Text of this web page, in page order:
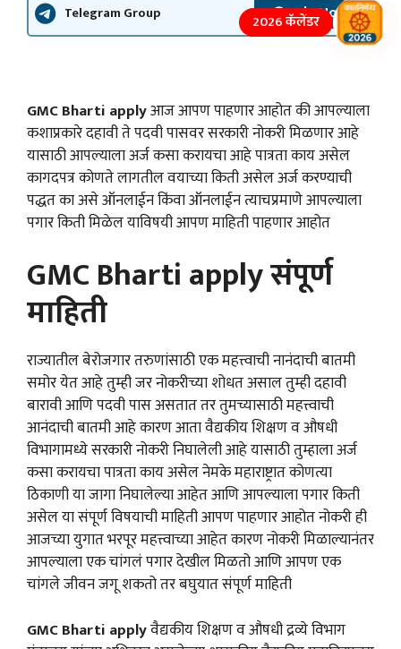
Telegram Group Join Now
GMC Bharti applyआज आपण पाहणार आहोत की आपल्याला
कशाप्रकारे दहावी ते पदवी पासवर सरकारी नोकरी मिळणार आहे
यासाठी आपल्याला अर्ज कसा करायचा आहे पात्रता काय असेल
कागदपत्र कोणते लागतील वयाच्या किती असेल अर्ज करण्याची
पद्धत का असे ऑनलाईन किंवा ऑनलाईन त्याचप्रमाणे आपल्याला
पगार किती मिळेल याविषयी आपण माहिती पाहणार आहोत
GMC Bharti apply संपूर्ण
माहिती
राज्यातील बेरोजगार तरुणांसाठी एक महत्त्वाची नानंदाची बातमी
समोर येत आहे तुम्ही जर नोकरीच्या शोधत असाल तुम्ही दहावी
बारावी आणि पदवी पास असतात तर तुमच्यासाठी महत्त्वाची
आनंदाची बातमी आहे कारण आता वैद्यकीय शिक्षण व औषधी
विभागामध्ये सरकारी नोकरी निघालेली आहे यासाठी तुम्हाला अर्ज
कसा करायचा पात्रता काय असेल नेमके महाराष्ट्रात कोणत्या
ठिकाणी या जागा निघालेल्या आहेत आणि आपल्याला पगार किती
असेल या संपूर्ण विषयाची माहिती आपण पाहणार आहोत नोकरी ही
आजच्या युगात भरपूर महत्त्वाच्या आहेत कारण नोकरी मिळाल्यानंतर
आपल्याला एक चांगलं पगार देखील मिळतो आणि आपण एक
चांगले जीवन जगू शकतो तर बघुयात संपूर्ण माहिती
GMC Bharti applyवैद्यकीय शिक्षण व औषधी द्रव्ये विभाग
2026 कॅलेंडर